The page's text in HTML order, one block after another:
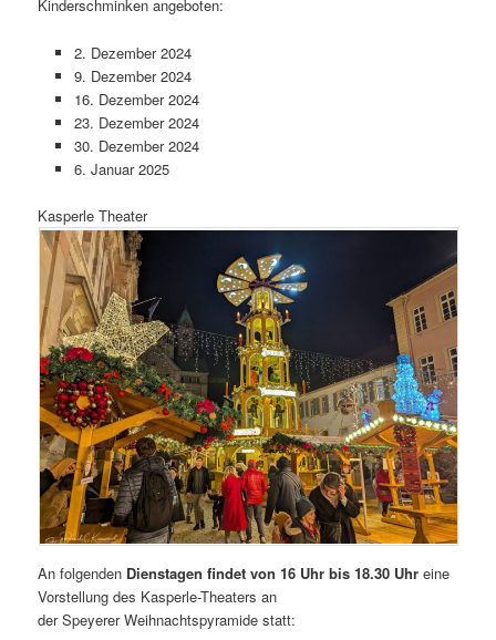
Kinderschminken angeboten:
2. Dezember 2024
9. Dezember 2024
16. Dezember 2024
23. Dezember 2024
30. Dezember 2024
6. Januar 2025
Kasperle Theater
An folgenden Dienstagen findet von 16 Uhr bis 18.30 Uhr eine
Vorstellung des Kasperle-Theaters an
der Speyerer Weihnachtspyramide statt: